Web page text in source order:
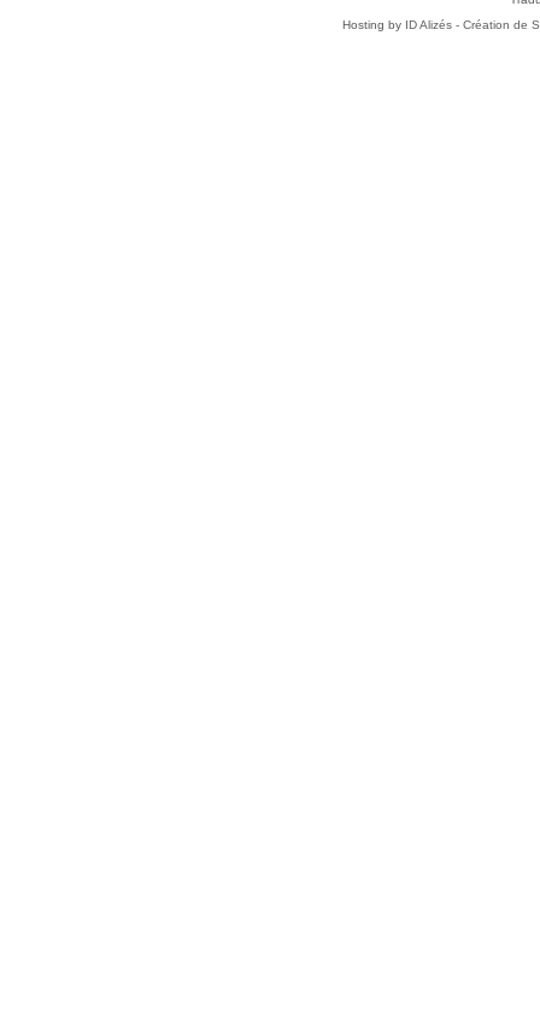
Hosting by ID Alizés - Création de